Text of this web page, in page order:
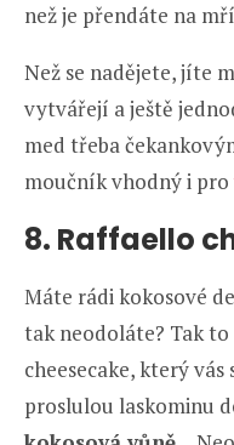
než je přendáte na
Než se nadějete, jíte
vytvářejí a ještě
med třeba
moučník vhodný i pro
8. Raffaello
Máte rádi kokosové
tak neodoláte? Tak
cheesecake, který
proslulou laskominu